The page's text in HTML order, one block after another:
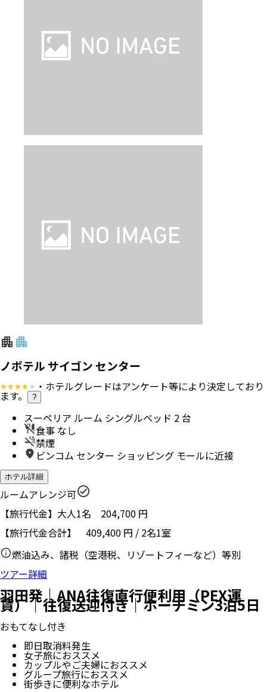
ノボテル サイゴン センター
・ホテルグレードはアンケート等により決定しており
ます。 ?
スーペリア ルーム シングルベッド 2 台
食事 なし
禁煙
ビンコム センター ショッピング モールに近接
ホテル詳細
ルームアレンジ可
【旅行代金】大人1名 204,700 円
【旅行代金合計】 409,400 円 / 2名1室
燃油込み、諸税（空港税、リゾートフィーなど）等別
ツアー詳細
羽田発｜ANA往復直行便利用（PEX運
賃）｜往復送迎付き｜ホーチミン3泊5日
おもてなし付き
即日取消料発生
女子旅におススメ
カップルやご夫婦におススメ
グループ旅行におススメ
街歩きに便利なホテル